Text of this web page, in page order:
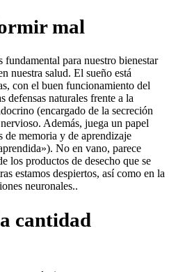
mal
fundamental para nuestro bienestar
nuestra salud. El sueño está
con el buen funcionamiento del
defensas naturales frente a la
(encargado de la secreción
Además, juega un papel
de memoria y de aprendizaje
No en vano, parece
los productos de desecho que se
estamos despiertos, así como en la
neuronales..
cantidad